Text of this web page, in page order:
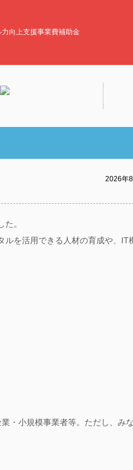
力向上支援事業費補助金
2026年
。
ルを活用できる人材の育成や、IT
・小規模事業者等。ただし、み